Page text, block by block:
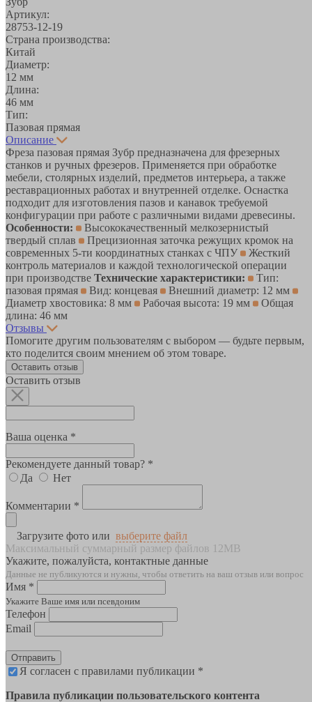
Артикул:
28753-12-19
Страна производства:
Китай
Диаметр:
12 мм
Длина:
46 мм
Тип:
Пазовая прямая
Описание
Фреза пазовая прямая Зубр предназначена для фрезерных
станков и ручных фрезеров. Применяется при обработке
мебели, столярных изделий, предметов интерьера, а также
реставрационных работах и внутренней отделке. Оснастка
подходит для изготовления пазов и канавок требуемой
конфигурации при работе с различными видами древесины.
Особенности:
Высококачественный мелкозернистый
твердый сплав
Прецизионная заточка режущих кромок на
современных 5-ти координатных станках с ЧПУ
Жесткий
контроль материалов и каждой технологической операции
при производстве Технические характеристики:
Тип:
пазовая прямая
Вид: концевая
Внешний диаметр: 12 мм
Диаметр хвостовика: 8 мм
Рабочая высота: 19 мм
Общая
длина: 46 мм
Отзывы
Помогите другим пользователям с выбором — будьте первым,
кто поделится своим мнением об этом товаре.
Оставить отзыв
Оставить отзыв
Ваша оценка *
Рекомендуете данный товар? *
Да
Нет
Комментарии *
Загрузите фото или выберите файл
Максимальный суммарный размер файлов 12MB
Укажите, пожалуйста, контактные данные
Данные не публикуются и нужны, чтобы ответить на ваш отзыв или вопрос
Имя *
Укажите Ваше имя или псевдоним
Телефон
Email
Отправить
Я согласен с правилами публикации *
Правила публикации пользовательского контента